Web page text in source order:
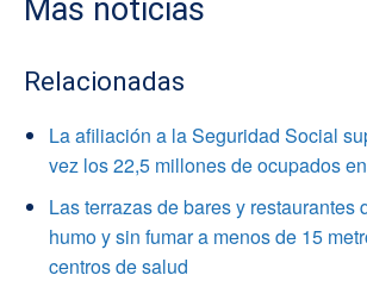
Mas noticias
Relacionadas
La afiliación a la Seguridad Social
vez los 22,5 millones de ocupados
Las terrazas de bares y restaurantes
humo y sin fumar a menos de 15
centros de salud